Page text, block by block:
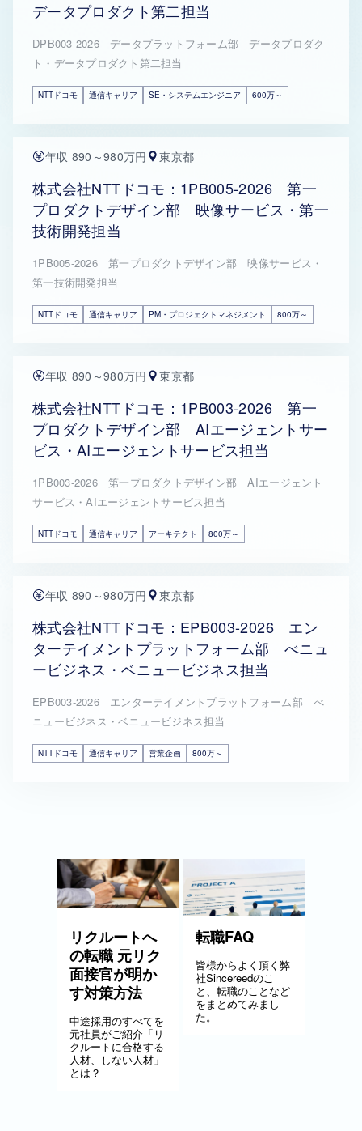
データプロダクト第二担当
DPB003-2026 データプラットフォーム部 データプロダク
ト・データプロダクト第二担当
NTTドコモ 通信キャリア SE・システムエンジニア 600万～
年収 890～980万円 東京都
株式会社NTTドコモ：1PB005-2026 第一
プロダクトデザイン部 映像サービス・第一
技術開発担当
1PB005-2026 第一プロダクトデザイン部 映像サービス・
第一技術開発担当
NTTドコモ 通信キャリア PM・プロジェクトマネジメント 800万～
年収 890～980万円 東京都
株式会社NTTドコモ：1PB003-2026 第一
プロダクトデザイン部 AIエージェントサー
ビス・AIエージェントサービス担当
1PB003-2026 第一プロダクトデザイン部 AIエージェント
サービス・AIエージェントサービス担当
NTTドコモ 通信キャリア アーキテクト 800万～
年収 890～980万円 東京都
株式会社NTTドコモ：EPB003-2026 エン
ターテイメントプラットフォーム部 べニュ
ービジネス・ベニュービジネス担当
EPB003-2026 エンターテイメントプラットフォーム部 べ
ニュービジネス・ベニュービジネス担当
NTTドコモ 通信キャリア 営業企画 800万～
リクルートへ
の転職 元リク
面接官が明か
す対策方法
中途採用のすべてを
元社員がご紹介「リ
クルートに合格する
人材、しない人材」
とは？
転職FAQ
皆様からよく頂く弊
社Sincereedのこ
と、転職のことなど
をまとめてみまし
た。